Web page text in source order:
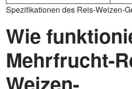
Spezifikationen des Reis-Weizen-
Wie
Mehrfrucht-